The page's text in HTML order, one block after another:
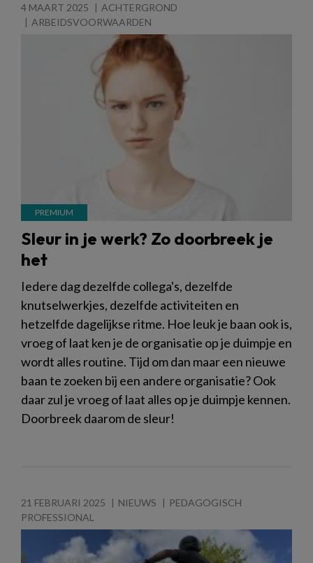
4 MAART 2025
ACHTERGROND
ARBEIDSVOORWAARDEN
Sleur in je werk? Zo doorbreek je
het
Iedere dag dezelfde collega's, dezelfde
knutselwerkjes, dezelfde activiteiten en
hetzelfde dagelijkse ritme. Hoe leuk je baan ook is,
vroeg of laat ken je de organisatie op je duimpje en
wordt alles routine. Tijd om dan maar een nieuwe
baan te zoeken bij een andere organisatie? Ook
daar zul je vroeg of laat alles op je duimpje kennen.
Doorbreek daarom de sleur!
21 FEBRUARI 2025 NIEUWS
PEDAGOGISCH
PROFESSIONAL